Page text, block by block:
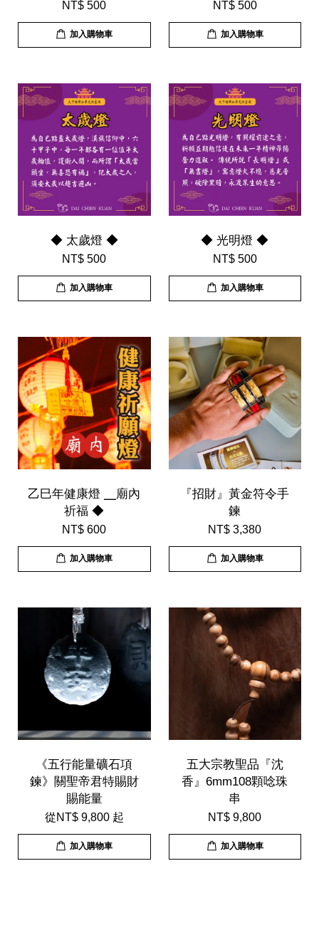
NT$ 500
加入購物車
NT$ 500
加入購物車
◆ 太歲燈 ◆
NT$ 500
加入購物車
◆ 光明燈 ◆
NT$ 500
加入購物車
乙巳年健康燈 ╴廟內
祈福 ◆
NT$ 600
加入購物車
『招財』黃金符令手
鍊
NT$ 3,380
加入購物車
《五行能量礦石項
鍊》關聖帝君特賜財
賜能量
從NT$ 9,800 起
加入購物車
五大宗教聖品『沈
香』6mm108顆唸珠
串
NT$ 9,800
加入購物車